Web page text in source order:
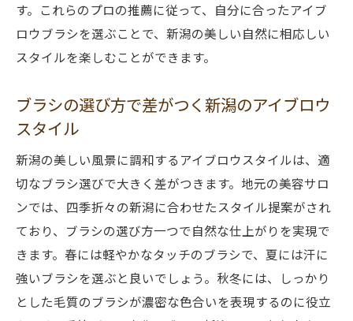
四季に対応したブラシの選び方
地元の風景に馴染むブラシ特性
自然の美を反映したブラシ選定の秘訣
風景に溶け込むためのブラシ選びの工夫
す。これらのプロの推薦に従って、自分に合ったアイブ
ロウブラシを選ぶことで、新潟の美しい自然に相応しい
スタイルを楽しむことができます。
ブラシの選び方で差がつく新潟のアイブロウ
スタイル
新潟の美しい風景に調和するアイブロウスタイルは、適
切なブラシ選びで大きく差がつきます。地元の美容サロ
ンでは、四季折々の新潟に合わせたスタイル提案がされ
ており、ブラシの選び方一つで自然な仕上がりを実現で
きます。春には軽やかなタッチのブラシで、夏には汗に
強いブラシを選ぶと良いでしょう。秋冬には、しっかり
とした毛質のブラシが濃密な色合いを表現するのに役立